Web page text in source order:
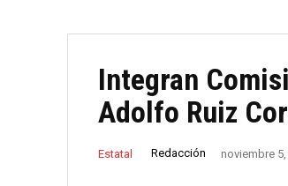
Integran
Adolfo Ruiz
Estatal Redacción noviembre 5,